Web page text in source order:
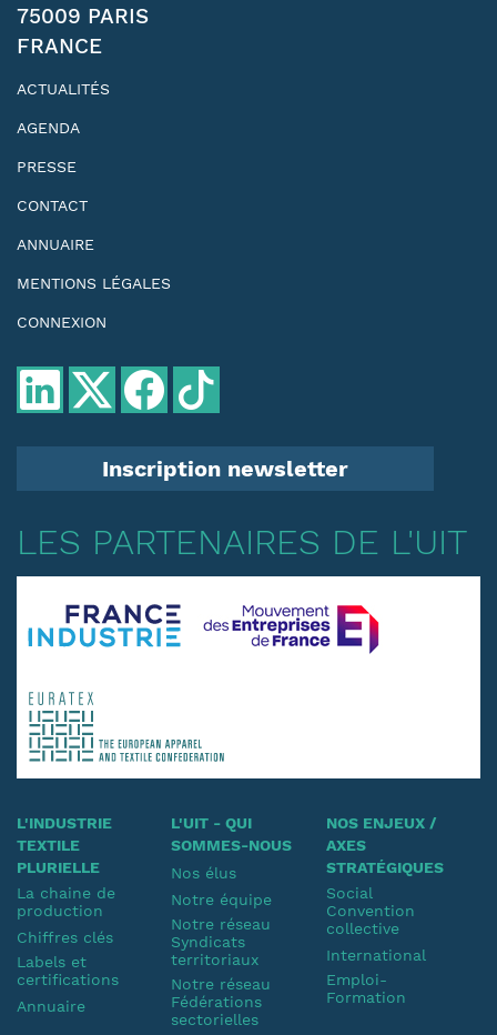
75009 PARIS
FRANCE
ACTUALITÉS
AGENDA
PRESSE
CONTACT
ANNUAIRE
MENTIONS LÉGALES
CONNEXION
Inscription newsletter
LES PARTENAIRES DE L'UIT
L'INDUSTRIE
TEXTILE
PLURIELLE
La chaine de
production
Chiffres clés
Labels et
certifications
Annuaire
L'UIT - QUI
SOMMES-NOUS
Nos élus
Notre équipe
Notre réseau
Syndicats
territoriaux
Notre réseau
Fédérations
sectorielles
NOS ENJEUX /
AXES
STRATÉGIQUES
Social
Convention
collective
International
Emploi-
Formation